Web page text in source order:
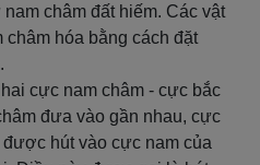
châm đất hiếm. Các vật
châm hóa bằng cách đặt
cực nam châm - cực bắc
đưa vào gần nhau, cực
được hút vào cực nam của